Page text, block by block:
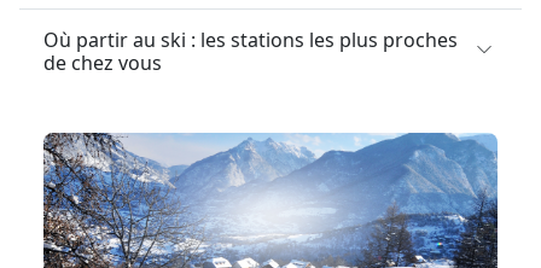
Où partir au ski : les stations les plus proches
de chez vous